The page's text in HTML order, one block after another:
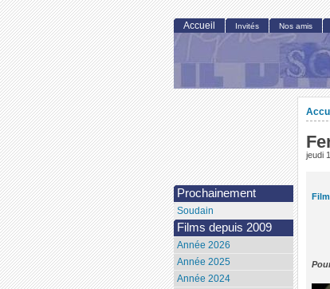
jeudi
Accueil Invités Nos amis
Prochainement
Soudain
Films depuis 2009
Année 2026
Année 2025
Année 2024